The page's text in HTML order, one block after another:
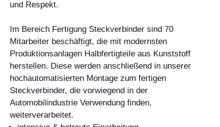
und Respekt.
Im Bereich Fertigung Steckverbinder sind 70
Mitarbeiter beschäftigt, die mit modernsten
Produktionsanlagen Halbfertigteile aus Kunststoff
herstellen. Diese werden anschließend in unserer
hochautomatisierten Montage zum fertigen
Steckverbinder, die vorwiegend in der
Automobilindustrie Verwendung finden,
weiterverarbeitet.